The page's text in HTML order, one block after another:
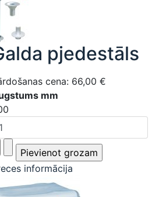
pjedestāls
cena: 66,00 €
mm
informācija